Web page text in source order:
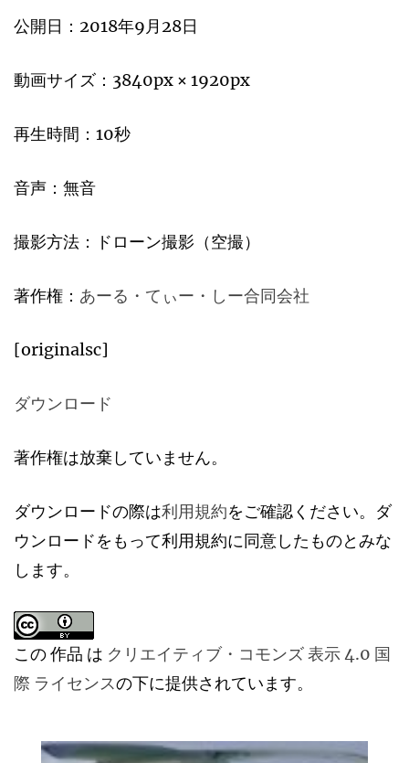
公開日：2018年9月28日
動画サイズ：3840px × 1920px
再生時間：10秒
音声：無音
撮影方法：ドローン撮影（空撮）
著作権： あーる・てぃー・しー合同会社
[originalsc]
ダウンロード
著作権は放棄していません。
ダウンロードの際は利用規約をご確認ください。ダ
ウンロードをもって利用規約に同意したものとみな
します。
この 作品 は クリエイティブ・コモンズ 表示 4.0 国
際 ライセンスの下に提供されています。